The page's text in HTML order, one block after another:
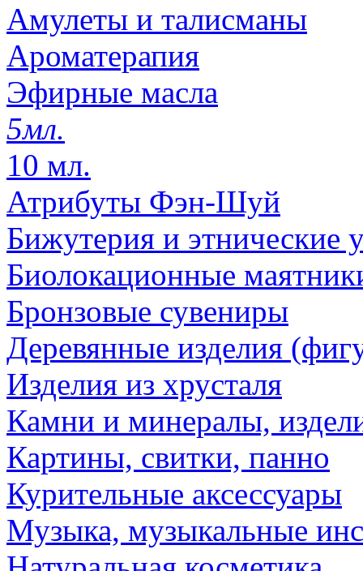
Амулеты и талисманы
Ароматерапия
Эфирные масла
5мл.
10 мл.
Атрибуты Фэн-Шуй
Бижутерия и этнические
Биолокационные
Бронзовые сувениры
Деревянные изделия
Изделия из хрусталя
Камни и минералы,
Картины, свитки, панно
Курительные аксессуары
Музыка, музыкальные